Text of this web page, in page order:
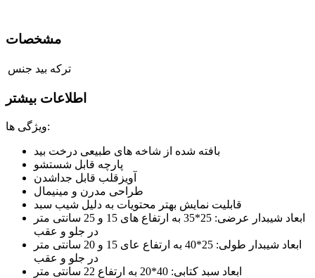
مشخصات
جنس ترکه بید
اطلاعات بیشتر
ویژگی ها:
بافته شده از شاخه های طبیعی درخت بید
پارچه قابل شستشو
آویزقلب قابل جداشدن
طراحی مدرن و مینیمال
قابلیت نمایش بهتر محتویات به دلیل شیب سبد
ابعاد شیبدار عرضی: 25*35 به ارتفاع های 15 و 25 سانتی متر
در جلو و عقب
ابعاد شیبدار طولی: 25*40 به ارتفاع عای 15 و 20 سانتی متر
در جلو و عقب
ابعاد سبد کتابی: 40*20 به ارتفاع 22 سانتی متر